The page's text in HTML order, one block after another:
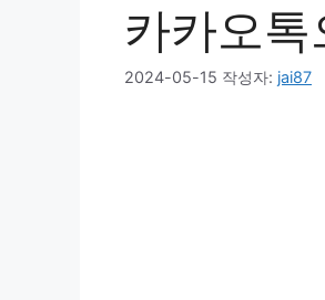
카카오
2024-05-15 작성자: jai87